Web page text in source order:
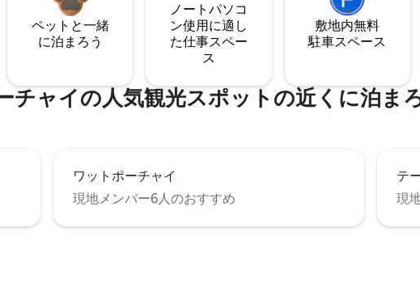
ペットと一緒
に泊まろう
ノートパソコ
ン使用に適し
た仕事スペー
ス
敷地内無料
駐⁠車ス⁠ペ⁠ー⁠ス
チャイの人気観光スポットの近くに泊ま
ワットポーチャイ
現地メンバー6人のおすすめ
テ
現